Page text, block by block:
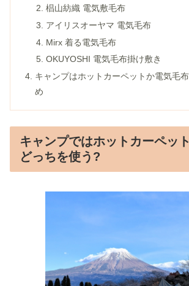
椙山紡織 電気敷毛布
アイリスオーヤマ 電気毛布
Mirx 着る電気毛布
OKUYOSHI 電気毛布掛け敷き
キャンプはホットカーペットか電気毛
め
キャンプではホットカーペッ
どっちを使う?